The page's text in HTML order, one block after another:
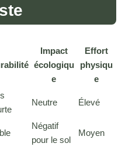
Impact
écologiqu
e
Effort
physiqu
e
Neutre Élevé
Négatif
pour le sol
Moyen